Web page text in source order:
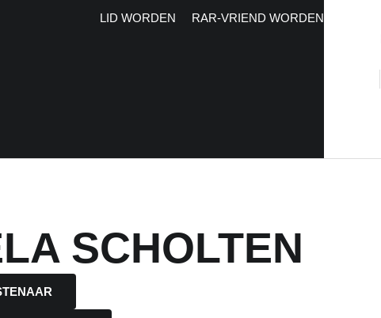
LID WORDEN
RAR-VRIEND WORDEN
SCHOLTEN